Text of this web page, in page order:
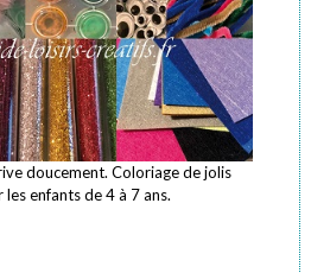
doucement. Coloriage de jolis
enfants de 4 à 7 ans.